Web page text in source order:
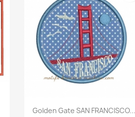
Aperçu rapide
Golden Gate SAN FRANCISCO...